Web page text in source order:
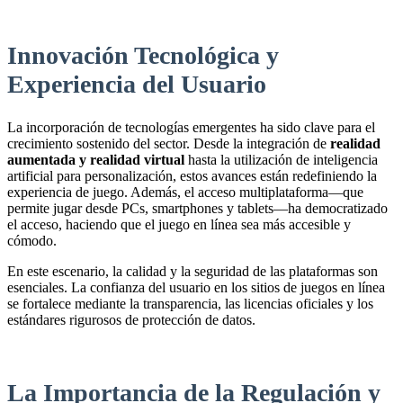
Innovación Tecnológica y
Experiencia del Usuario
La incorporación de tecnologías emergentes ha sido clave para el
crecimiento sostenido del sector. Desde la integración de realidad
aumentada y realidad virtual hasta la utilización de inteligencia
artificial para personalización, estos avances están redefiniendo la
experiencia de juego. Además, el acceso multiplataforma—que
permite jugar desde PCs, smartphones y tablets—ha democratizado
el acceso, haciendo que el juego en línea sea más accesible y
cómodo.
En este escenario, la calidad y la seguridad de las plataformas son
esenciales. La confianza del usuario en los sitios de juegos en línea
se fortalece mediante la transparencia, las licencias oficiales y los
estándares rigurosos de protección de datos.
La Importancia de la Regulación y